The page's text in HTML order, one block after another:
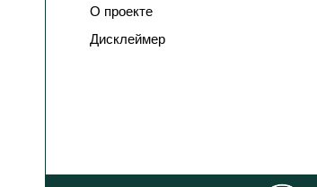
О проекте
Дисклеймер